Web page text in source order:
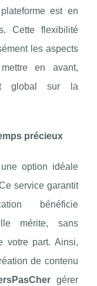
est en
Cette flexibilité
les aspects
en avant,
global sur la
précieux
option idéale
service garantit
bénéficie
mérite, sans
votre part. Ainsi,
de contenu
gérer